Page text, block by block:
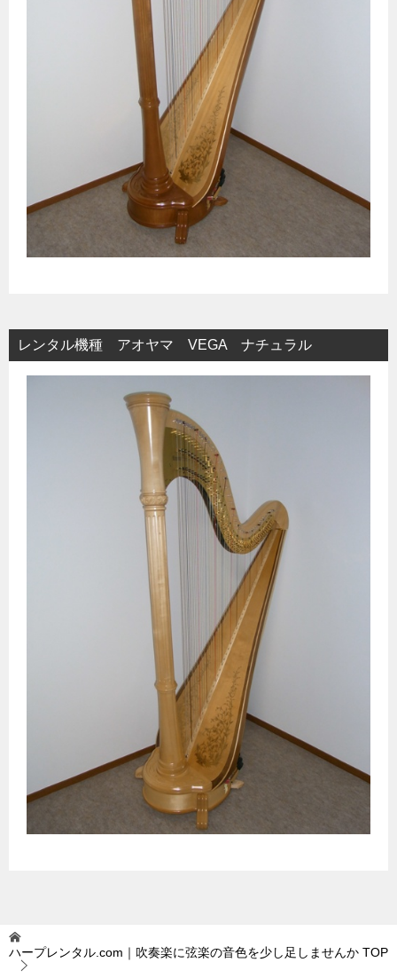
レンタル機種 アオヤマ VEGA ナチュラル
ハープレンタル.com｜吹奏楽に弦楽の音色を少し足しませんか TOP